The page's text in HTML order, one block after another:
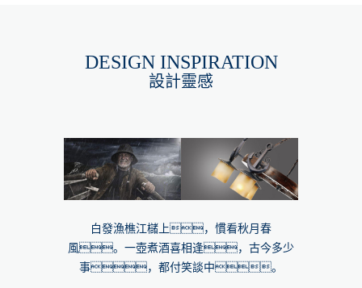
DESIGN INSPIRATION
設計靈感
白發漁樵江櫧上，慣看秋月春
風。一壺煮酒喜相逢，古今多少
事，都付笑談中。